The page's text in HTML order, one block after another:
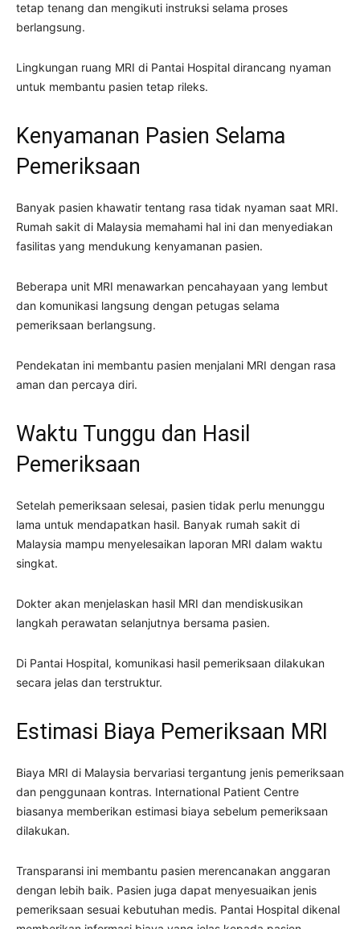
tetap tenang dan mengikuti instruksi selama proses
berlangsung.
Lingkungan ruang MRI di Pantai Hospital dirancang nyaman
untuk membantu pasien tetap rileks.
Kenyamanan Pasien Selama
Pemeriksaan
Banyak pasien khawatir tentang rasa tidak nyaman saat MRI.
Rumah sakit di Malaysia memahami hal ini dan menyediakan
fasilitas yang mendukung kenyamanan pasien.
Beberapa unit MRI menawarkan pencahayaan yang lembut
dan komunikasi langsung dengan petugas selama
pemeriksaan berlangsung.
Pendekatan ini membantu pasien menjalani MRI dengan rasa
aman dan percaya diri.
Waktu Tunggu dan Hasil
Pemeriksaan
Setelah pemeriksaan selesai, pasien tidak perlu menunggu
lama untuk mendapatkan hasil. Banyak rumah sakit di
Malaysia mampu menyelesaikan laporan MRI dalam waktu
singkat.
Dokter akan menjelaskan hasil MRI dan mendiskusikan
langkah perawatan selanjutnya bersama pasien.
Di Pantai Hospital, komunikasi hasil pemeriksaan dilakukan
secara jelas dan terstruktur.
Estimasi Biaya Pemeriksaan MRI
Biaya MRI di Malaysia bervariasi tergantung jenis pemeriksaan
dan penggunaan kontras. International Patient Centre
biasanya memberikan estimasi biaya sebelum pemeriksaan
dilakukan.
Transparansi ini membantu pasien merencanakan anggaran
dengan lebih baik. Pasien juga dapat menyesuaikan jenis
pemeriksaan sesuai kebutuhan medis. Pantai Hospital dikenal